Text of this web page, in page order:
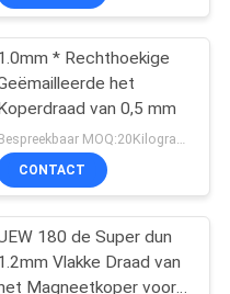
* Rechthoekige
het
van 0,5 mm
CONTACT
180 de Super dun
Vlakke Draad van
Magneetkoper voor